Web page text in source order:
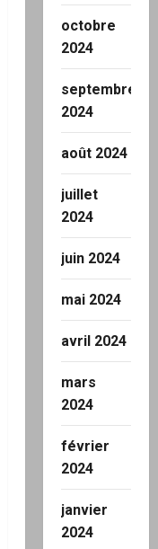
octobre
2024
septembre
2024
août 2024
juillet
2024
juin 2024
mai 2024
avril 2024
mars
2024
février
2024
janvier
2024